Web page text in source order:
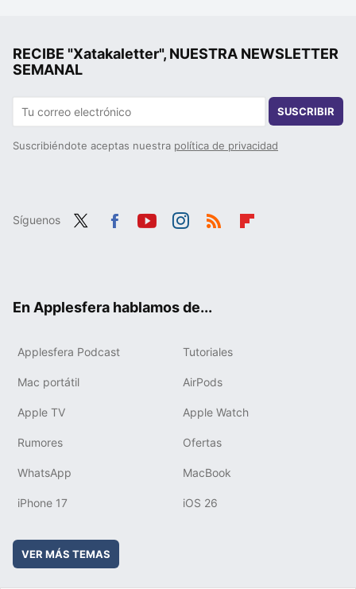
RECIBE "Xatakaletter", NUESTRA NEWSLETTER
SEMANAL
SUSCRIBIR
Suscribiéndote aceptas nuestra política de privacidad
Síguenos
En Applesfera hablamos de...
Applesfera Podcast Tutoriales
Mac portátil AirPods
Apple TV Apple Watch
Rumores Ofertas
WhatsApp MacBook
iPhone 17 iOS 26
VER MÁS TEMAS